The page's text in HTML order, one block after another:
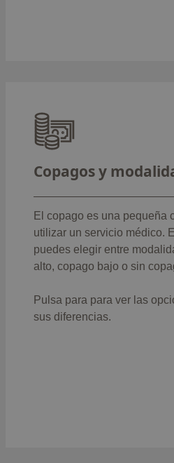
Copagos y
El copago es una pequeña
utilizar un servicio médico.
puedes elegir entre
alto, copago bajo o sin
Pulsa para para ver las
sus diferencias.
: Complet (13,50€ consulta
: Élite (0€, todo